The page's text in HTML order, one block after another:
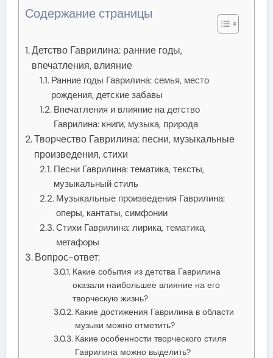
Содержание страницы
Детство Гаврилина: ранние годы,
впечатления, влияние
Ранние годы Гаврилина: семья, место
рождения, детские забавы
Впечатления и влияние на детство
Гаврилина: книги, музыка, природа
Творчество Гаврилина: песни, музыкальные
произведения, стихи
Песни Гаврилина: тематика, тексты,
музыкальный стиль
Музыкальные произведения Гаврилина:
оперы, кантаты, симфонии
Стихи Гаврилина: лирика, тематика,
метафоры
Вопрос-ответ:
Какие события из детства Гаврилина
оказали наибольшее влияние на его
творческую жизнь?
Какие достижения Гаврилина в области
музыки можно отметить?
Какие особенности творческого стиля
Гаврилина можно выделить?